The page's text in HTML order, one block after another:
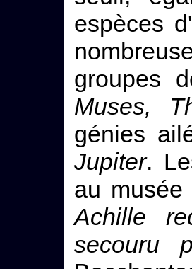
espèces
groupes
Muses,
génies
Jupiter.
au
Achille
secouru